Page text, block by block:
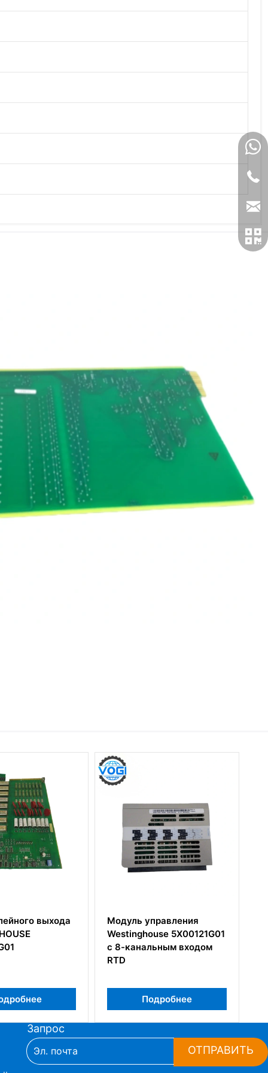
управления
5X00121G01
входом
Подробнее
WESTINGHOUSE
5X00301G01 Контроллер
интерфейса ввода/
вывода
Подробнее
Запрос
ОТПРАВИТЬ